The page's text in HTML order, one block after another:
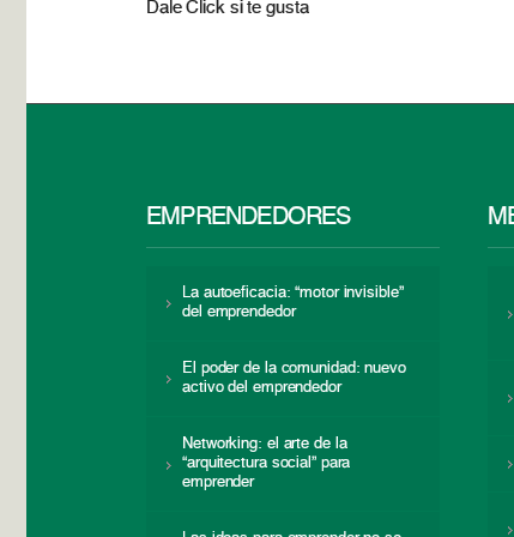
Dale Click si te gusta
EMPRENDEDORES
La autoeficacia: “motor invisible”
del emprendedor
El poder de la comunidad: nuevo
activo del emprendedor
Networking: el arte de la
“arquitectura social” para
emprender